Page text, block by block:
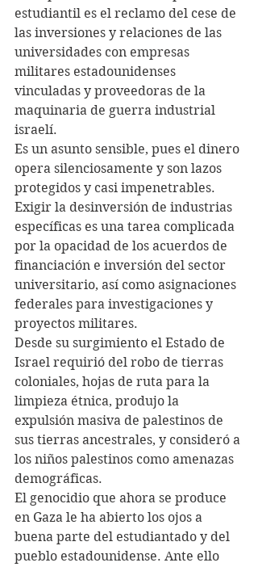
estudiantil es el reclamo del cese de
las inversiones y relaciones de las
universidades con empresas
militares estadounidenses
vinculadas y proveedoras de la
maquinaria de guerra industrial
israelí.
Es un asunto sensible, pues el dinero
opera silenciosamente y son lazos
protegidos y casi impenetrables.
Exigir la desinversión de industrias
específicas es una tarea complicada
por la opacidad de los acuerdos de
financiación e inversión del sector
universitario, así como asignaciones
federales para investigaciones y
proyectos militares.
Desde su surgimiento el Estado de
Israel requirió del robo de tierras
coloniales, hojas de ruta para la
limpieza étnica, produjo la
expulsión masiva de palestinos de
sus tierras ancestrales, y consideró a
los niños palestinos como amenazas
demográficas.
El genocidio que ahora se produce
en Gaza le ha abierto los ojos a
buena parte del estudiantado y del
pueblo estadounidense. Ante ello